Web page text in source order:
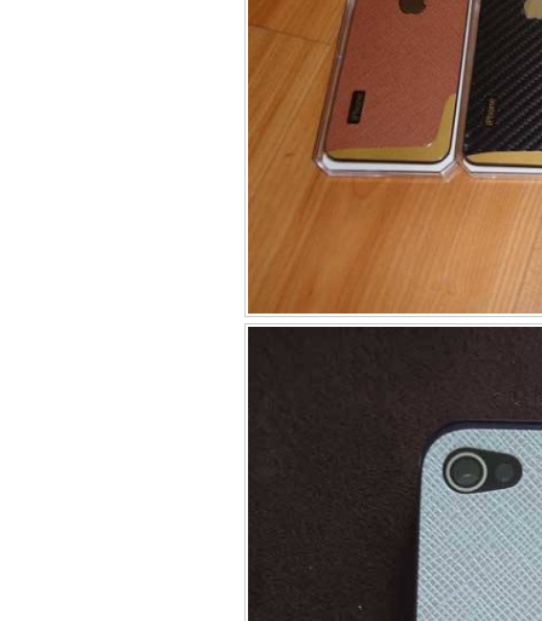
Bao da samsung
Bao da Samsung
Ốp lưng iPhone